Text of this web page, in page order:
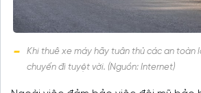
Khi thuê xe máy hãy tuân thủ các an toàn
chuyến đi tuyệt vời. (Nguồn: Internet)